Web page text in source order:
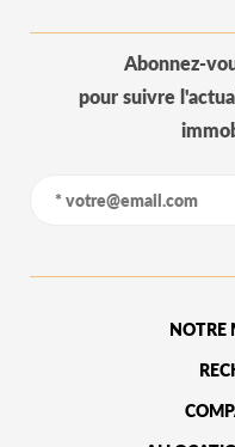
Abonnez-
pour suivre
NOTRE